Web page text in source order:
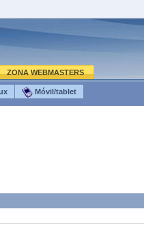
ZONA WEBMASTERS
Móvil/tablet